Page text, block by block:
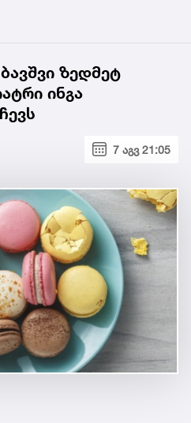
ზედმეტ
ინგა
7 აგვ 21:05